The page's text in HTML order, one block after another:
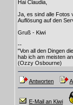
Hai Claudia,
Ja, es sind alle Fotos
Auflösung auf den
Gruß - Kiwi
--
"Von all den Dingen
hab ich am meisten
(Ozzy Osbourne)
Antworten
E-Mail an Kiwi